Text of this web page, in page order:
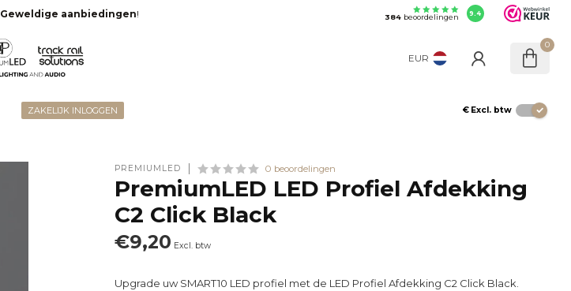
Geweldige aanbiedingen! 384beoordelingen 9.4
EUR
0
ZAKELIJK INLOGGEN € Excl. btw
PREMIUMLED 0 beoordelingen
PremiumLED LED Profiel Afdekking
C2 Click Black
€9,20 Excl. btw
Upgrade uw SMART10 LED profiel met de LED Profiel Afdekking C2 Click Black.